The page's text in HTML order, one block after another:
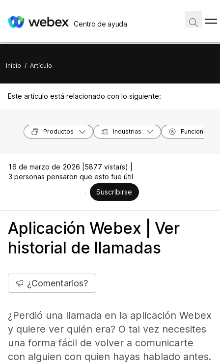
Centro de ayuda
Inicio / Artículo
Este artículo está relacionado con lo siguiente:
Productos Industrias Funciones
16 de marzo de 2026 | 5877 vista(s) |
3 personas pensaron que esto fue útil
Suscribirse
Aplicación Webex | Ver
historial de llamadas
¿Comentarios?
¿Perdió una llamada en la aplicación Webex
y quiere ver quién era? O tal vez necesites
una forma fácil de volver a comunicarte
con alguien con quien hayas hablado antes.